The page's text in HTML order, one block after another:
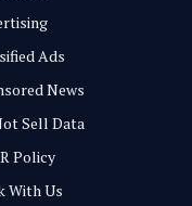
Ads
News
Sell Data
Policy
With Us